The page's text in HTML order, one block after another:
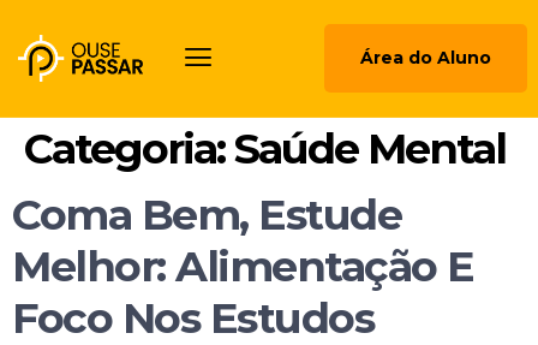
Área do Aluno
Categoria:Saúde Mental
Coma Bem, Estude
Melhor: Alimentação E
Foco Nos Estudos